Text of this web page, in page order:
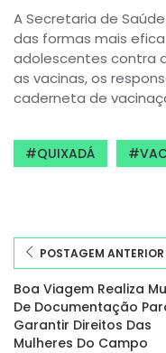
A Secretaria de
das formas mais
adolescentes contra
as vacinas, os
caderneta de
QUIXADÁ
POSTAGEM ANTERIOR
Boa Viagem Realiza
De Documentação
Garantir Direitos Das
Mulheres Do Campo